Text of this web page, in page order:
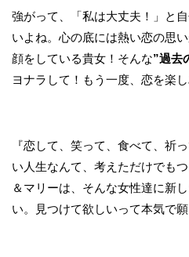
強がって、「私は大丈夫！」と
いよね。心の底には熱い恋の思
顔をしている貴女！そんな”過去
ヨナラして！もう一度、恋を楽
『恋して、笑って、食べて、祈
い人生なんて、考えただけでも
＆マリーは、そんな女性達に新
い。見つけて欲しいって本気で願